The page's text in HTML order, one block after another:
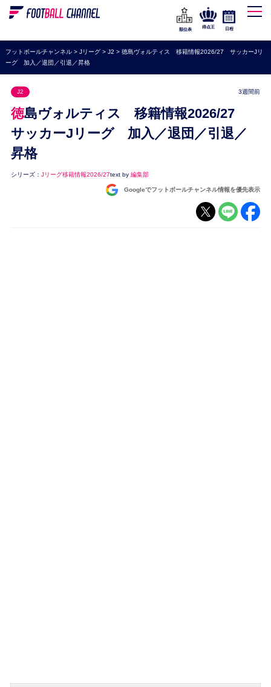
WEリーグ
海外サッカー
プレミアリーグ
セリエA
ブンデスリーガ
ナショナルチーム
順位表
得点王 日程
フットボールチャンネル> Jリーグ> J2 > 徳島ヴォルティス 移籍情報2026/27 サッカーJリ
ーグ 加入／退団／引退／昇格
J2 3週間前
徳島ヴォルティス 移籍情報2026/27
サッカーJリーグ 加入／退団／引退／
昇格
シリーズ： Jリーグ移籍情報2026/27text by 編集部
Googleでフットボールチャンネル情報を優先表示